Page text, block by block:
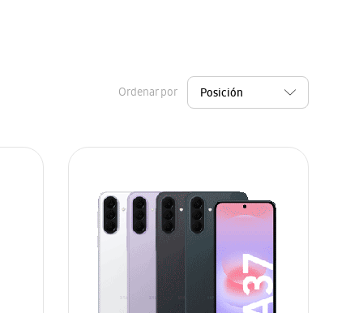
Ordenar por